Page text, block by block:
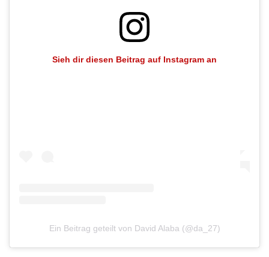
Sieh dir diesen Beitrag auf Instagram an
Ein Beitrag geteilt von David Alaba (@da_27)